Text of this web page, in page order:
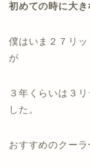
初めての時に大
僕はいま２７リ
が
３年くらいは３
した。
おすすめのクーラ